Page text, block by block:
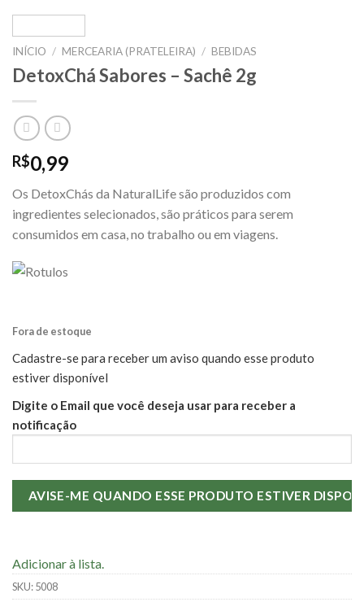
INÍCIO / MERCEARIA (PRATELEIRA) / BEBIDAS
DetoxChá Sabores – Sachê 2g
R$0,99
Os DetoxChás da NaturalLife são produzidos com
ingredientes selecionados, são práticos para serem
consumidos em casa, no trabalho ou em viagens.
Fora de estoque
Cadastre-se para receber um aviso quando esse produto
estiver disponível
Digite o Email que você deseja usar para receber a
notificação
Adicionar à lista.
SKU:5008